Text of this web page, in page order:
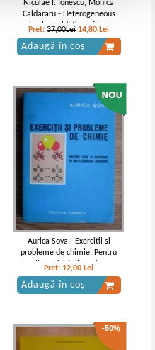
Niculae I. Ionescu, Monica
Caldararu - Heterogeneous
selective oxidation of lower
olefins
Pret:37,00Lei 14,80 Lei
Adaugă în coș
Aurica Sova - Exercitii si
probleme de chimie. Pentru
licee si admitere in
invatamantul superior
Pret: 12,00 Lei
Adaugă în coș
-50%